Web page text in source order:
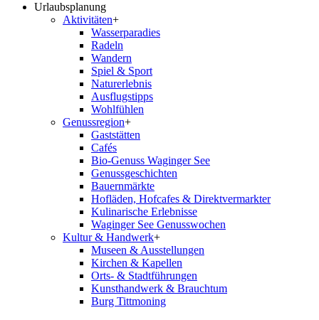
Urlaubsplanung
Aktivitäten+
Wasserparadies
Radeln
Wandern
Spiel & Sport
Naturerlebnis
Ausflugstipps
Wohlfühlen
Genussregion+
Gaststätten
Cafés
Bio-Genuss Waginger See
Genussgeschichten
Bauernmärkte
Hofläden, Hofcafes & Direktvermarkter
Kulinarische Erlebnisse
Waginger See Genusswochen
Kultur & Handwerk+
Museen & Ausstellungen
Kirchen & Kapellen
Orts- & Stadtführungen
Kunsthandwerk & Brauchtum
Burg Tittmoning